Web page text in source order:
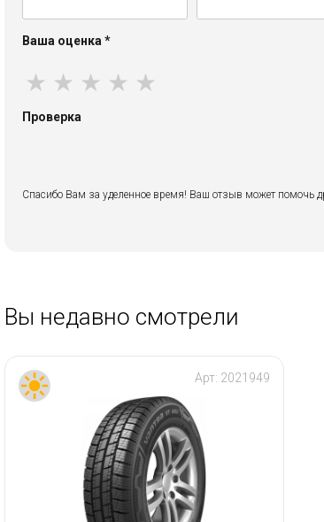
Ваша оценка *
★ ★ ★ ★ ★
Проверка
Спасибо Вам за уделенное время! Ваш отзыв может помочь
Вы недавно смотрели
Арт: 2021949